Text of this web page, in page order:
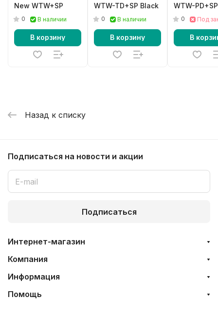
New WTW+SP
0 В наличии
В корзину
WTW-TD+SP Black
0 В наличии
В корзину
WTW-PD+SP
0 Под
В
Назад к списку
Подписаться на новости и акции
Подписаться
Интернет-магазин
Компания
Информация
Помощь